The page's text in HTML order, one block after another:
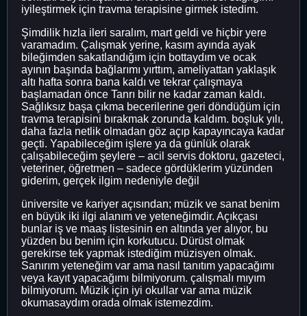
iyileştirmek için travma terapisine girmek istedim.
Şimdilik hızla ileri saralım, mart geldi ve hiçbir yere
varamadım. Çalışmak yerine, kasım ayında ayak
bileğimden sakatlandığım için bottaydım ve ocak
ayının başında bağlarımı yırttım, ameliyattan yaklaşık
altı hafta sonra bana kaldı ve tekrar çalışmaya
başlamadan önce Tanrı bilir ne kadar zaman kaldı.
Sağlıksız başa çıkma becerilerine geri döndüğüm için
travma terapisini bırakmak zorunda kaldım. boşluk yılı,
daha fazla netlik olmadan göz açıp kapayıncaya kadar
geçti. Yapabileceğim işlere ya da günlük olarak
çalışabileceğim şeylere – acil servis doktoru, gazeteci,
veteriner, öğretmen – sadece gördüklerim yüzünden
giderim, gerçek ilgim nedeniyle değil
üniversite ve kariyer açısından; müzik ve sanat benim
en büyük iki ilgi alanım ve yeteneğimdir. Açıkçası
bunlar iş ve maaş listesinin en altında yer alıyor, bu
yüzden bu benim için korkutucu. Dürüst olmak
gerekirse tek yapmak istediğim müzisyen olmak.
Sanırım yeteneğim var ama nasıl tanıtım yapacağımı
veya kayıt yapacağımı bilmiyorum. çalışmalı mıyım
bilmiyorum. Müzik için iyi okullar var ama müzik
okumasaydım orada olmak istemezdim.